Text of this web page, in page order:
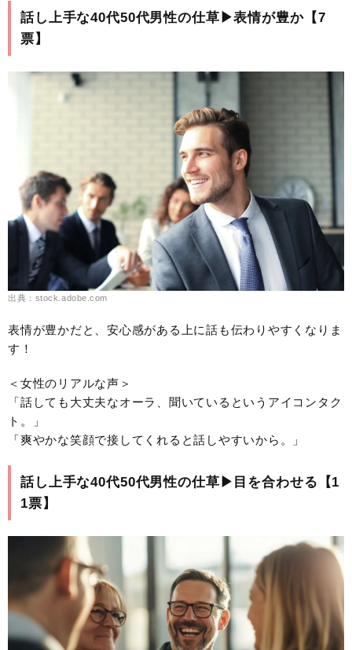
話し上手な40代50代男性の仕草▶︎表情が豊か【7
票】
出典：stock.adobe.com
表情が豊かだと、安心感がある上に話も伝わりやすくなりま
す！
＜女性のリアルな声＞
「話しても大丈夫なオーラ、聞いているというアイコンタク
ト。」
「爽やかな笑顔で接してくれると話しやすいから。」
話し上手な40代50代男性の仕草▶︎目を合わせる【1
1票】